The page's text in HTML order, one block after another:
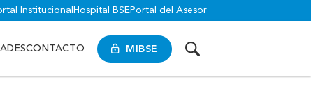
Institucional Hospital BSE Portal del Asesor
MIBSE
CONTACTO